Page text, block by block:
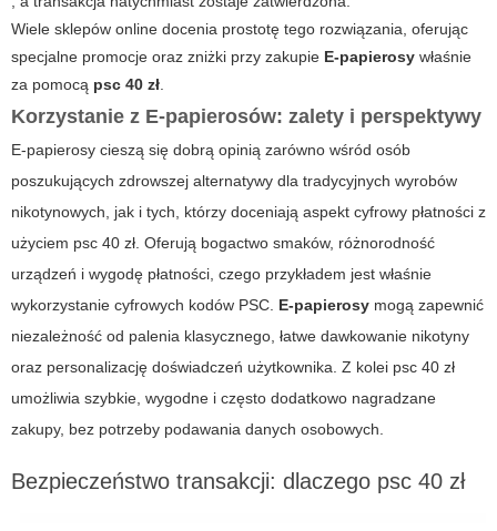
Wiele sklepów online docenia prostotę tego rozwiązania, oferując
specjalne promocje oraz zniżki przy zakupie E-papierosy właśnie
za pomocą psc 40 zł
Korzystanie z E-papierosów: zalety i perspektywy
E-papierosy cieszą się dobrą opinią zarówno wśród osób
poszukujących zdrowszej alternatywy dla tradycyjnych wyrobów
nikotynowych, jak i tych, którzy doceniają aspekt cyfrowy płatności z
użyciem psc 40 zł . Oferują bogactwo smaków, różnorodność
urządzeń i wygodę płatności, czego przykładem jest właśnie
wykorzystanie cyfrowych kodów PSC. E-papierosy mogą zapewnić
niezależność od palenia klasycznego, łatwe dawkowanie nikotyny
oraz personalizację doświadczeń użytkownika. Z kolei psc 40 zł
umożliwia szybkie, wygodne i często dodatkowo nagradzane
zakupy, bez potrzeby podawania danych osobowych.
Bezpieczeństwo transakcji: dlaczego psc 40 zł